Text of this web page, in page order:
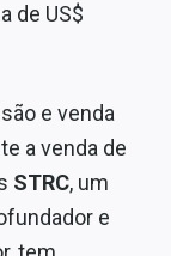
de US$
e venda
a venda de
STRC, um
e